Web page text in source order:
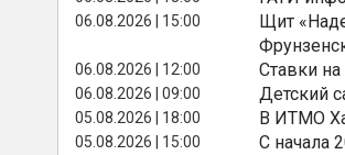
06.08.2026 | 15:00
Щит
06.08.2026 | 12:00 Ставки
06.08.2026 | 09:00 Детский
05.08.2026 | 18:00 В ИТМО
05.08.2026 | 15:00 С начала